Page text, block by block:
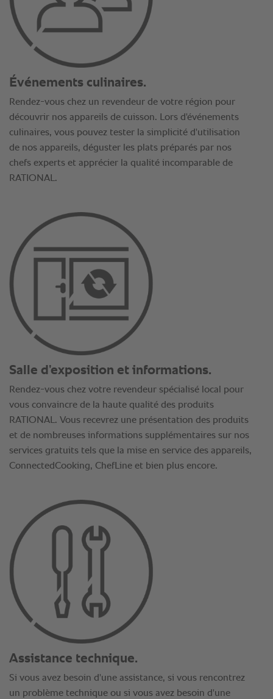
Événements culinaires.
Rendez-vous chez un revendeur de votre région pour
découvrir nos appareils de cuisson. Lors d'événements
culinaires, vous pouvez tester la simplicité d'utilisation
de nos appareils, déguster les plats préparés par nos
chefs experts et apprécier la qualité incomparable de
RATIONAL.
Salle d’exposition et informations.
Rendez-vous chez votre revendeur spécialisé local pour
vous convaincre de la haute qualité des produits
RATIONAL. Vous recevrez une présentation des produits
et de nombreuses informations supplémentaires sur nos
services gratuits tels que la mise en service des appareils,
ConnectedCooking, ChefLine et bien plus encore.
Assistance technique.
Si vous avez besoin d'une assistance, si vous rencontrez
un problème technique ou si vous avez besoin d'une